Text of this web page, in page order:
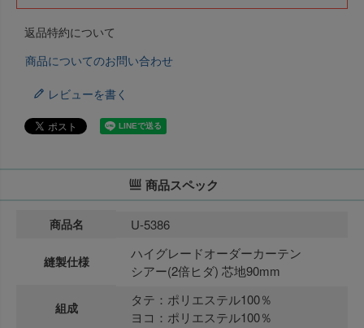
返品特約について
商品についてのお問い合わせ
レビューを書く
商品スペック
商品名 U-5386
縫製仕様
ハイグレードオーダーカーテン
シアー(2倍ヒダ) 芯地90mm
組成
タテ：ポリエステル100％
ヨコ：ポリエステル100％